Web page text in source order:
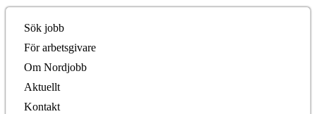
Sök jobb
För arbetsgivare
Om Nordjobb
Aktuellt
Kontakt